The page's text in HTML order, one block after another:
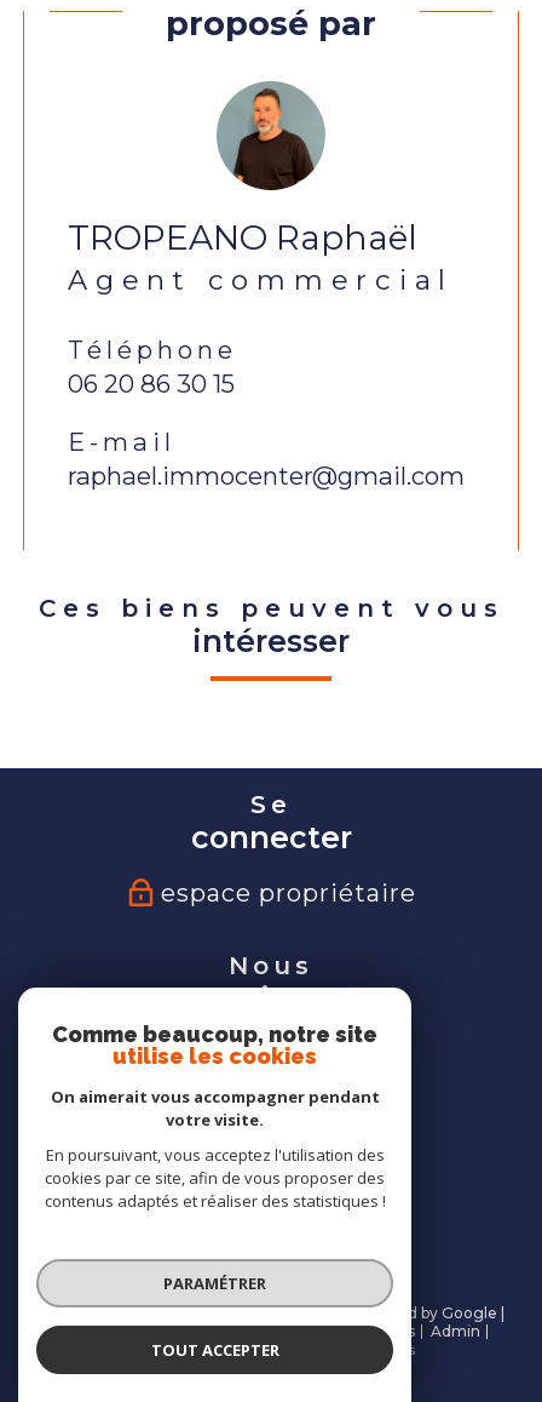
proposé par
TROPEANO Raphaël
Agent commercial
Téléphone
06 20 86 30 15
E-mail
raphael.immocenter@gmail.com
Ces biens peuvent vous
intéresser
Se
connecter
espace propriétaire
Nous
suivre
Nous
adhérons
© 2026 | Tous droits réservés | Traduction powered by Google |
Nos honoraires
Plan du site Mentions légales
Admin
Partenaires
Politique RGPD Cookies
Comme beaucoup, notre site
utilise les cookies
On aimerait vous accompagner pendant
votre visite.
En poursuivant, vous acceptez l'utilisation des
cookies par ce site, afin de vous proposer des
contenus adaptés et réaliser des statistiques !
PARAMÉTRER
TOUT ACCEPTER